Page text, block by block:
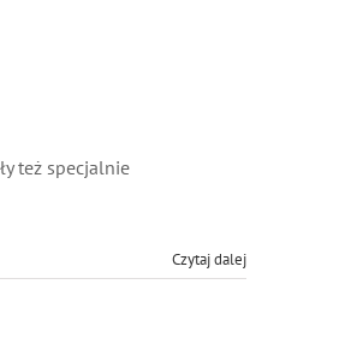
też specjalnie
Czytaj dalej